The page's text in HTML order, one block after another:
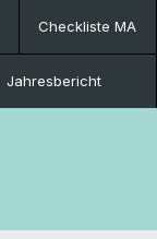
Checkliste MA
Jahresbericht